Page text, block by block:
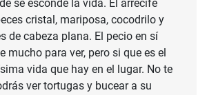
se esconde la vida. El arrecife
cristal, mariposa, cocodrilo y
de cabeza plana. El pecio en sí
mucho para ver, pero si que es el
vida que hay en el lugar. No te
ver tortugas y bucear a su